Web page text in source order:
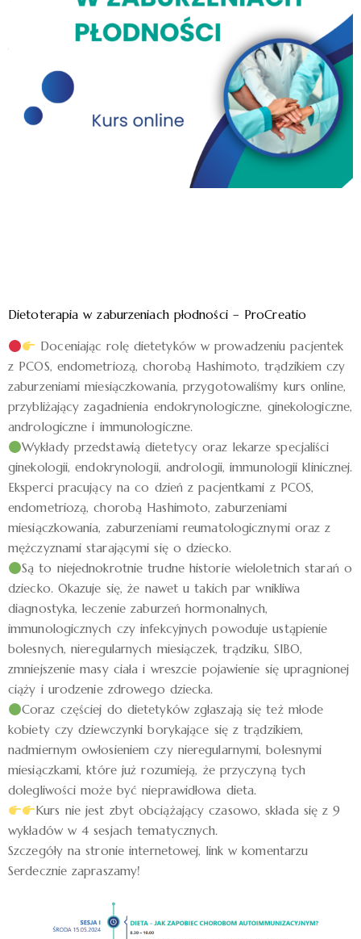
Dietoterapia w zaburzeniach płodności – ProCreatio
Doceniając rolę dietetyków w prowadzeniu pacjentek
z PCOS, endometriozą, chorobą Hashimoto, trądzikiem czy
zaburzeniami miesiączkowania, przygotowaliśmy kurs online,
przybliżający zagadnienia endokrynologiczne, ginekologiczne,
andrologiczne i immunologiczne.
Wykłady przedstawią dietetycy oraz lekarze specjaliści
ginekologii, endokrynologii, andrologii, immunologii klinicznej.
Eksperci pracujący na co dzień z pacjentkami z PCOS,
endometriozą, chorobą Hashimoto, zaburzeniami
miesiączkowania, zaburzeniami reumatologicznymi oraz z
mężczyznami starającymi się o dziecko.
Są to niejednokrotnie trudne historie wieloletnich starań o
dziecko. Okazuje się, że nawet u takich par wnikliwa
diagnostyka, leczenie zaburzeń hormonalnych,
immunologicznych czy infekcyjnych powoduje ustąpienie
bolesnych, nieregularnych miesiączek, trądziku, SIBO,
zmniejszenie masy ciała i wreszcie pojawienie się upragnionej
ciąży i urodzenie zdrowego dziecka.
Coraz częściej do dietetyków zgłaszają się też młode
kobiety czy dziewczynki borykające się z trądzikiem,
nadmiernym owłosieniem czy nieregularnymi, bolesnymi
miesiączkami, które już rozumieją, że przyczyną tych
dolegliwości może być nieprawidłowa dieta.
Kurs nie jest zbyt obciążający czasowo, składa się z 9
wykładów w 4 sesjach tematycznych.
Szczegóły na stronie internetowej, link w komentarzu
Serdecznie zapraszamy!